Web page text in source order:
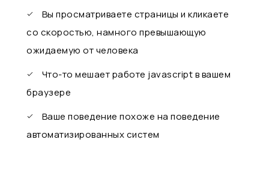
Вы просматриваете страницы и кликаете
со скоростью, намного превышающую
ожидаемую от человека
Что-то мешает работе javascript в вашем
браузере
Ваше поведение похоже на поведение
автоматизированных систем